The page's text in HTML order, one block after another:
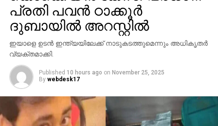
എന്നിവയ്ക്കാണ് കേസെടുത്തിരിക്കുന്നത്.
പ്രതി പവന്‍ ഠാക്കൂര്‍
ദുബായില്‍ അറസ്റ്റില്‍
ഇയാളെ ഉടന്‍ ഇന്ത്യയിലേക്ക് നാടുകടത്തുമെന്നും അധികൃതര്‍
വ്യക്തമാക്കി.
Published 10 hours ago on November 25, 2025
By webdesk17